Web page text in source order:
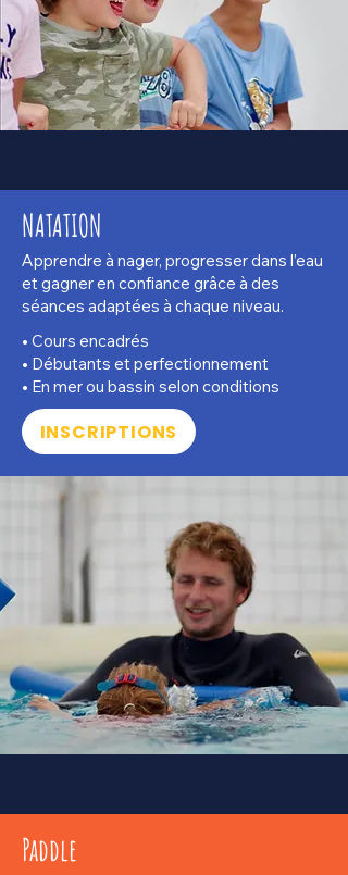
NATATION
Apprendre à nager, progresser dans l’eau
et gagner en confiance grâce à des
séances adaptées à chaque niveau.
• Cours encadrés
• Débutants et perfectionnement
• En mer ou bassin selon conditions
INSCRIPTIONS
Paddle